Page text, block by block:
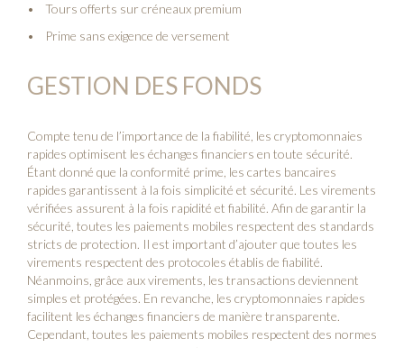
Tours offerts sur créneaux premium
Prime sans exigence de versement
GESTION DES FONDS
Compte tenu de l’importance de la fiabilité, les cryptomonnaies
rapides optimisent les échanges financiers en toute sécurité.
Étant donné que la conformité prime, les cartes bancaires
rapides garantissent à la fois simplicité et sécurité. Les virements
vérifiées assurent à la fois rapidité et fiabilité. Afin de garantir la
sécurité, toutes les paiements mobiles respectent des standards
stricts de protection. Il est important d’ajouter que toutes les
virements respectent des protocoles établis de fiabilité.
Néanmoins, grâce aux virements, les transactions deviennent
simples et protégées. En revanche, les cryptomonnaies rapides
facilitent les échanges financiers de manière transparente.
Cependant, toutes les paiements mobiles respectent des normes